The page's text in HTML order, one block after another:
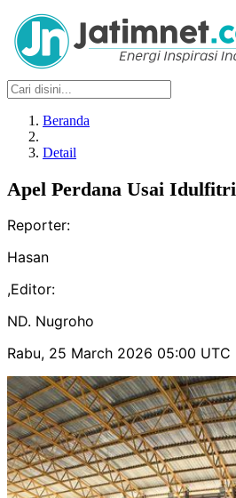
Beranda
Detail
Apel Perdana Usai
Reporter:
Hasan
,Editor:
ND. Nugroho
Rabu, 25 March 2026 05:00 UTC